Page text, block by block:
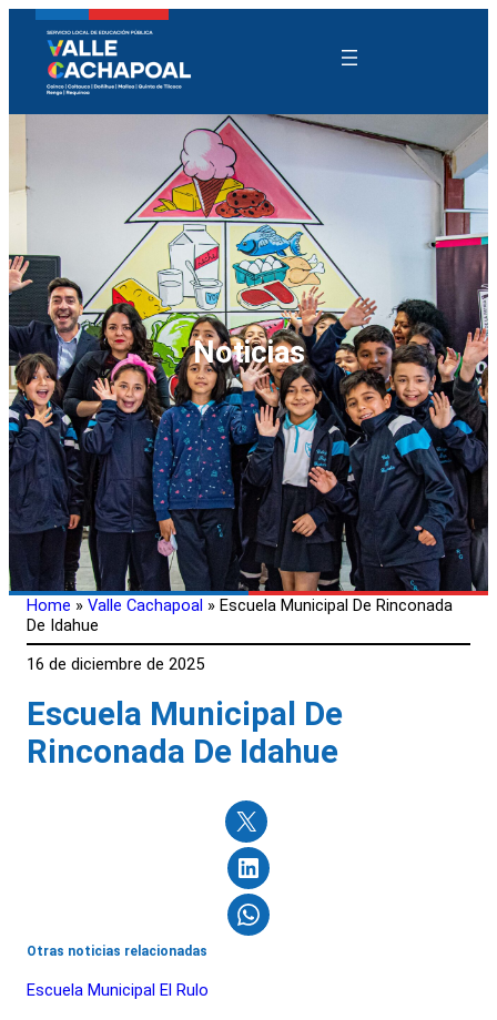
Noticias
Home » Valle Cachapoal » Escuela Municipal De Rinconada
De Idahue
16 de diciembre de 2025
Escuela Municipal De
Rinconada De Idahue
Otras noticias relacionadas
Escuela Municipal El Rulo